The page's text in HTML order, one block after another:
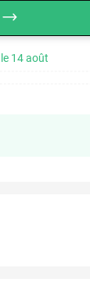
14 août